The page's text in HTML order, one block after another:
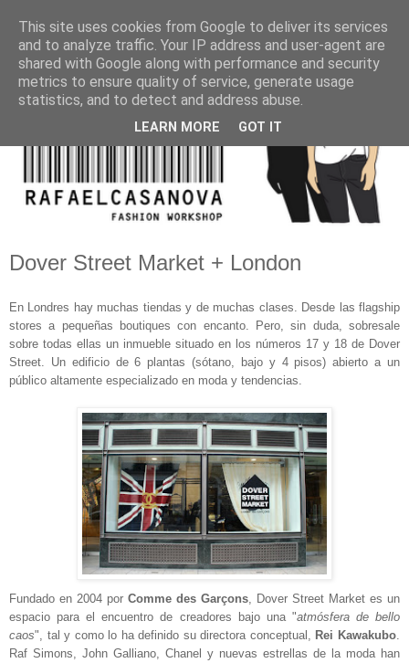
Dover Street Market + London
En Londres hay muchas tiendas y de muchas clases. Desde las flagship
stores a pequeñas boutiques con encanto. Pero, sin duda, sobresale
sobre todas ellas un inmueble situado en los números 17 y 18 de Dover
Street. Un edificio de 6 plantas (sótano, bajo y 4 pisos) abierto a un
público altamente especializado en moda y tendencias.
Fundado en 2004 por Comme des Garçons , Dover Street Market es un
espacio para el encuentro de creadores bajo una "atmósfera de bello
caos", tal y como lo ha definido su directora conceptual, Rei Kawakubo
Raf Simons, John Galliano, Chanel y nuevas estrellas de la moda han
This site uses cookies from Google to deliver its services
and to analyze traffic. Your IP address and user-agent are
shared with Google along with performance and security
metrics to ensure quality of service, generate usage
statistics, and to detect and address abuse.
LEARN MORE GOT IT